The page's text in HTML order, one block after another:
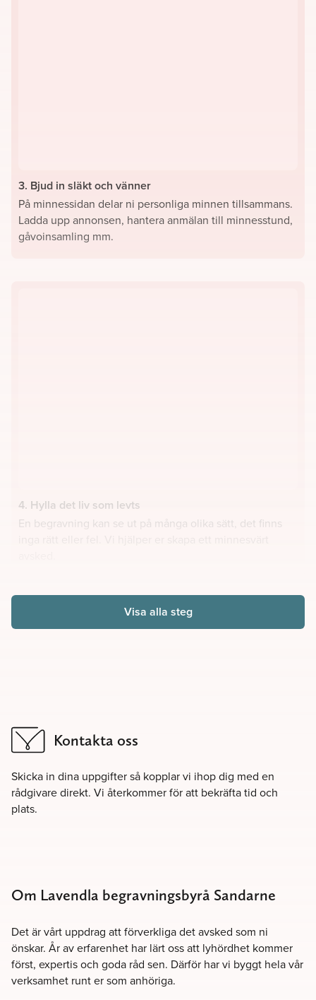
3. Bjud in släkt och vänner
På minnessidan delar ni personliga minnen tillsammans.
Ladda upp annonsen, hantera anmälan till minnesstund,
gåvoinsamling mm.
4. Hylla det liv som levts
En begravning kan se ut på många olika sätt, det finns
Visa alla steg
Kontakta oss
Skicka in dina uppgifter så kopplar vi ihop dig med en
rådgivare direkt. Vi återkommer för att bekräfta tid och
plats.
Om Lavendla begravningsbyrå Sandarne
Det är vårt uppdrag att förverkliga det avsked som ni
önskar. År av erfarenhet har lärt oss att lyhördhet kommer
först, expertis och goda råd sen. Därför har vi byggt hela vår
verksamhet runt er som anhöriga.